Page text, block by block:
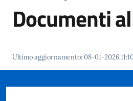
Novità
Menu selezionato
Valentia
Documenti
Ultimo aggiornamento:08-01-2026